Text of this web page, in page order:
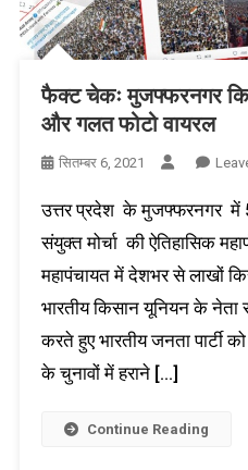
फैक्ट चेकः मुजफ्फरनगर
और गलत फोटो वायरल
सितम्बर 6, 2021
उत्तर प्रदेश के मुजफ्फरनगर में
संयुक्त मोर्चा की ऐतिहासिक
महापंचायत में देशभर से लाखों
भारतीय किसान यूनियन के नेता
करते हुए भारतीय जनता पार्टी
के चुनावों में हराने […]
Continue Reading